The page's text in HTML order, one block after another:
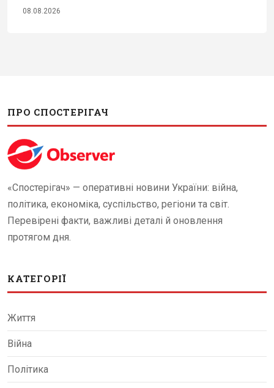
08.08.2026
ПРО СПОСТЕРІГАЧ
«Спостерігач» — оперативні новини України: війна,
політика, економіка, суспільство, регіони та світ.
Перевірені факти, важливі деталі й оновлення
протягом дня.
КАТЕГОРІЇ
Життя
Війна
Політика